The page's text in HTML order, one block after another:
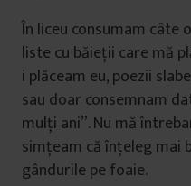
În liceu consumam câte
liste cu băieții care mă
i plăceam eu, poezii
sau doar consemnam
mulți ani”. Nu mă
simțeam că înțeleg mai
gândurile pe foaie.